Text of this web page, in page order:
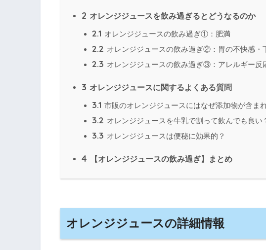
2 オレンジジュースを飲み過ぎるとどうなるのか
2.1 オレンジジュースの飲み過ぎ①：肥満
2.2 オレンジジュースの飲み過ぎ②：胃の不快感・
2.3 オレンジジュースの飲み過ぎ③：アレルギー反
3 オレンジジュースに関するよくある質問
3.1 市販のオレンジジュースにはなぜ添加物が含ま
3.2 オレンジジュースを牛乳で割って飲んでも良い
3.3 オレンジジュースは便秘に効果的？
4 【オレンジジュースの飲み過ぎ】まとめ
オレンジジュースの詳細情報